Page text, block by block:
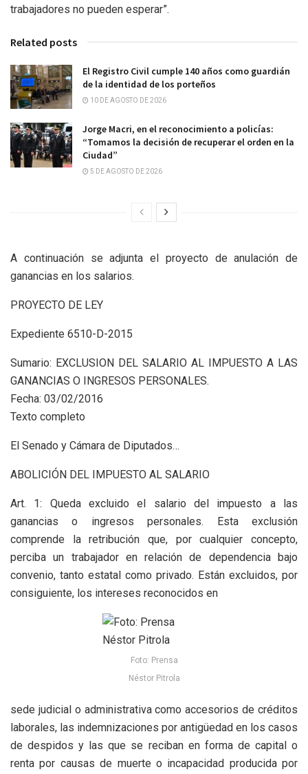
trabajadores no pueden esperar”.
Related posts
El Registro Civil cumple 140 años como guardián
de la identidad de los porteños
10 DE AGOSTO DE 2026
Jorge Macri, en el reconocimiento a policías:
“Tomamos la decisión de recuperar el orden en la
Ciudad”
5 DE AGOSTO DE 2026
A continuación se adjunta el proyecto de anulación de
ganancias en los salarios.
PROYECTO DE LEY
Expediente 6510-D-2015
Sumario: EXCLUSION DEL SALARIO AL IMPUESTO A LAS
GANANCIAS O INGRESOS PERSONALES.
Fecha: 03/02/2016
Texto completo
El Senado y Cámara de Diputados…
ABOLICIÓN DEL IMPUESTO AL SALARIO
Art. 1: Queda excluido el salario del impuesto a las
ganancias o ingresos personales. Esta exclusión
comprende la retribución que, por cualquier concepto,
perciba un trabajador en relación de dependencia bajo
convenio, tanto estatal como privado. Están excluidos, por
consiguiente, los intereses reconocidos en
Foto: Prensa
Néstor Pitrola
sede judicial o administrativa como accesorios de créditos
laborales, las indemnizaciones por antigüedad en los casos
de despidos y las que se reciban en forma de capital o
renta por causas de muerte o incapacidad producida por